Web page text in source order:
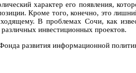
характер его появления,
Кроме того, конечно, это
В проблемах Сочи, как
инвестиционных проектов.
развития информационной